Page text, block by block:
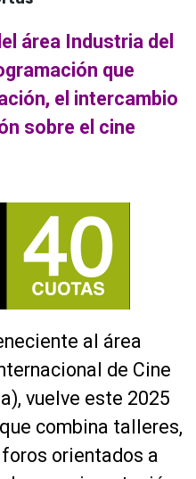
área Industria del
que
el intercambio
sobre el cine
al área
de Cine
vuelve este 2025
combina talleres,
orientados a